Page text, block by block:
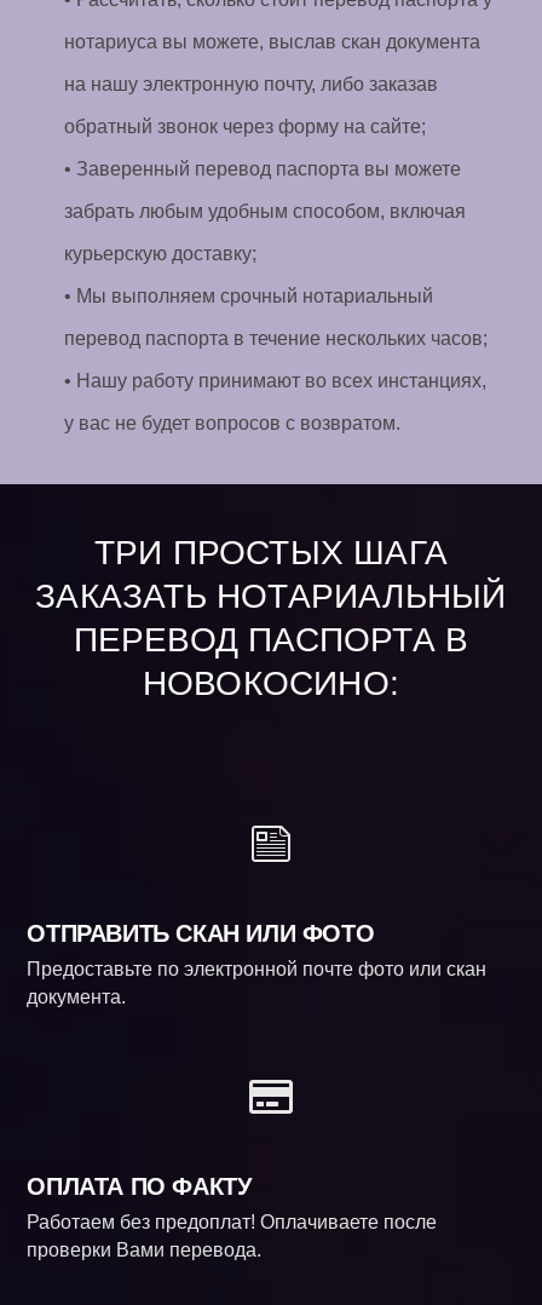
нотариуса вы можете, выслав скан документа
на нашу электронную почту, либо заказав
обратный звонок через форму на сайте;
• Заверенный перевод паспорта вы можете
забрать любым удобным способом, включая
курьерскую доставку;
• Мы выполняем срочный нотариальный
перевод паспорта в течение нескольких часов;
• Нашу работу принимают во всех инстанциях,
у вас не будет вопросов с возвратом.
ТРИ ПРОСТЫХ ШАГА
ЗАКАЗАТЬ НОТАРИАЛЬНЫЙ
ПЕРЕВОД ПАСПОРТА В
НОВОКОСИНО:
ОТПРАВИТЬ СКАН ИЛИ ФОТО
Предоставьте по электронной почте фото или скан
документа.
ОПЛАТА ПО ФАКТУ
Работаем без предоплат! Оплачиваете после
проверки Вами перевода.